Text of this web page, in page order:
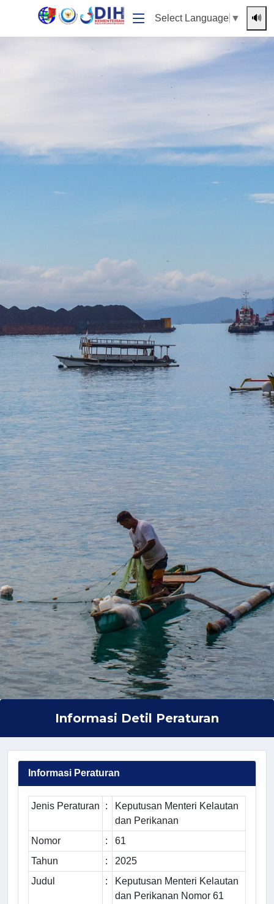
Select Language ▼ 🔊
Informasi Detil Peraturan
Informasi Peraturan
Jenis Peraturan :
Keputusan Menteri Kelautan
dan Perikanan
Nomor
:
61
Tahun
:
2025
Judul
:
Keputusan Menteri Kelautan
dan Perikanan Nomor 61